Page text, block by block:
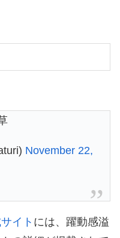
November 22,
イト には、躍動感溢